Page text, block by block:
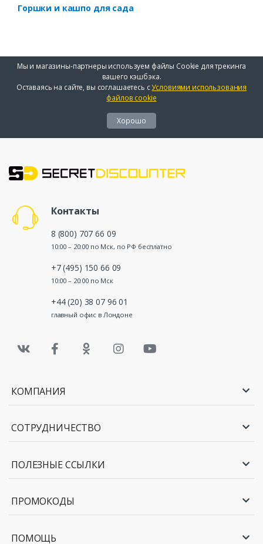
Горшки и кашпо для сада
Мы и магазины-партнеры используем файлы Cookie для трекинга
вашего кэшбэка.
Оставаясь на сайте, вы соглашаетесь сУсловиями использования
файлов cookie
Хорошо
Контакты
8 (800) 707 66 09
10:00 – 20:00 по Мск, по РФ бесплатно
+7 (495) 150 66 09
10:00 – 20:00 по Мск
+44 (20) 38 07 96 01
главный офис в Лондоне
КОМПАНИЯ
СОТРУДНИЧЕСТВО
ПОЛЕЗНЫЕ ССЫЛКИ
ПРОМОКОДЫ
ПОМОЩЬ